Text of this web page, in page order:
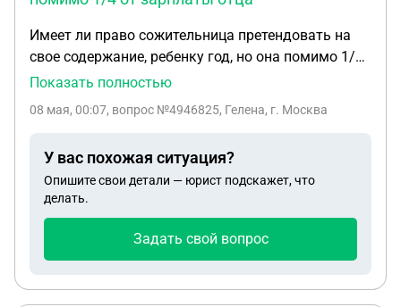
Имеет ли право сожительница претендовать на
свое содержание, ребенку год, но она помимо 1/4
от зарплаты отца, на содержание ребёнка хочет
в браке не состояли никогда. Есть ли у неё такое
Показать полностью
08 мая, 00:07, вопрос №4946825, Гелена, г. Москва
У вас похожая ситуация?
Опишите свои детали — юрист подскажет, что
делать.
Задать свой вопрос